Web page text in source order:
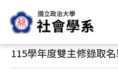
到
主
要
內
首頁 /最新消息
115學年度雙主修錄取